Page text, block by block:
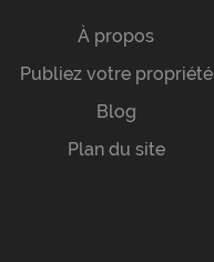
À propos
Publiez votre propriété
Blog
Plan du site